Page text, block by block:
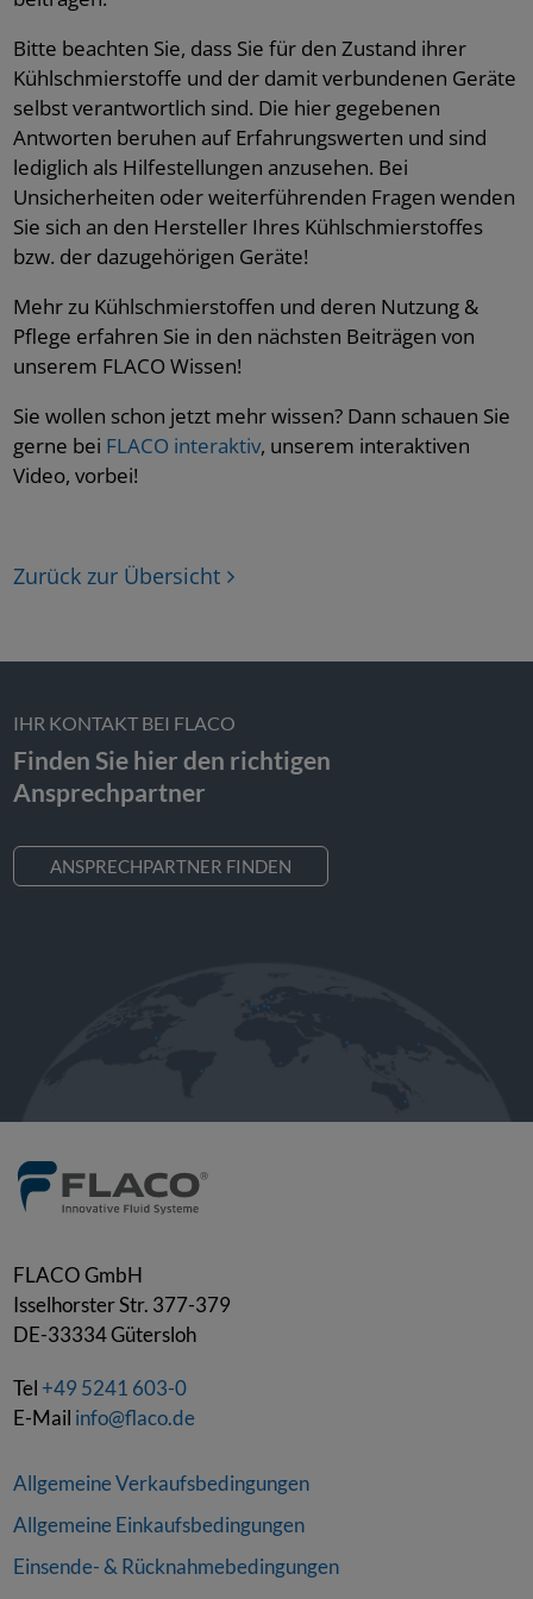
Bitte beachten Sie, dass Sie für den Zustand ihrer
Kühlschmierstoffe und der damit verbundenen Geräte
selbst verantwortlich sind. Die hier gegebenen
Antworten beruhen auf Erfahrungswerten und sind
lediglich als Hilfestellungen anzusehen. Bei
Unsicherheiten oder weiterführenden Fragen wenden
Sie sich an den Hersteller Ihres Kühlschmierstoffes
bzw. der dazugehörigen Geräte!
Mehr zu Kühlschmierstoffen und deren Nutzung &
Pflege erfahren Sie in den nächsten Beiträgen von
unserem FLACO Wissen!
Sie wollen schon jetzt mehr wissen? Dann schauen Sie
gerne bei FLACO interaktiv, unserem interaktiven
Video, vorbei!
Zurück zur Übersicht
IHR KONTAKT BEI FLACO
Finden Sie hier den richtigen
Ansprechpartner
ANSPRECHPARTNER FINDEN
FLACO GmbH
Isselhorster Str. 377-379
DE-33334Gütersloh
Tel +49 5241 603-0
E-Mail info@flaco.de
Allgemeine Verkaufsbedingungen
Allgemeine Einkaufsbedingungen
Einsende- & Rücknahmebedingungen